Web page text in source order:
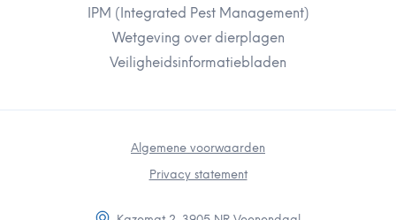
IPM (Integrated Pest Management)
Wetgeving over dierplagen
Veiligheidsinformatiebladen
Algemene voorwaarden
Privacy statement